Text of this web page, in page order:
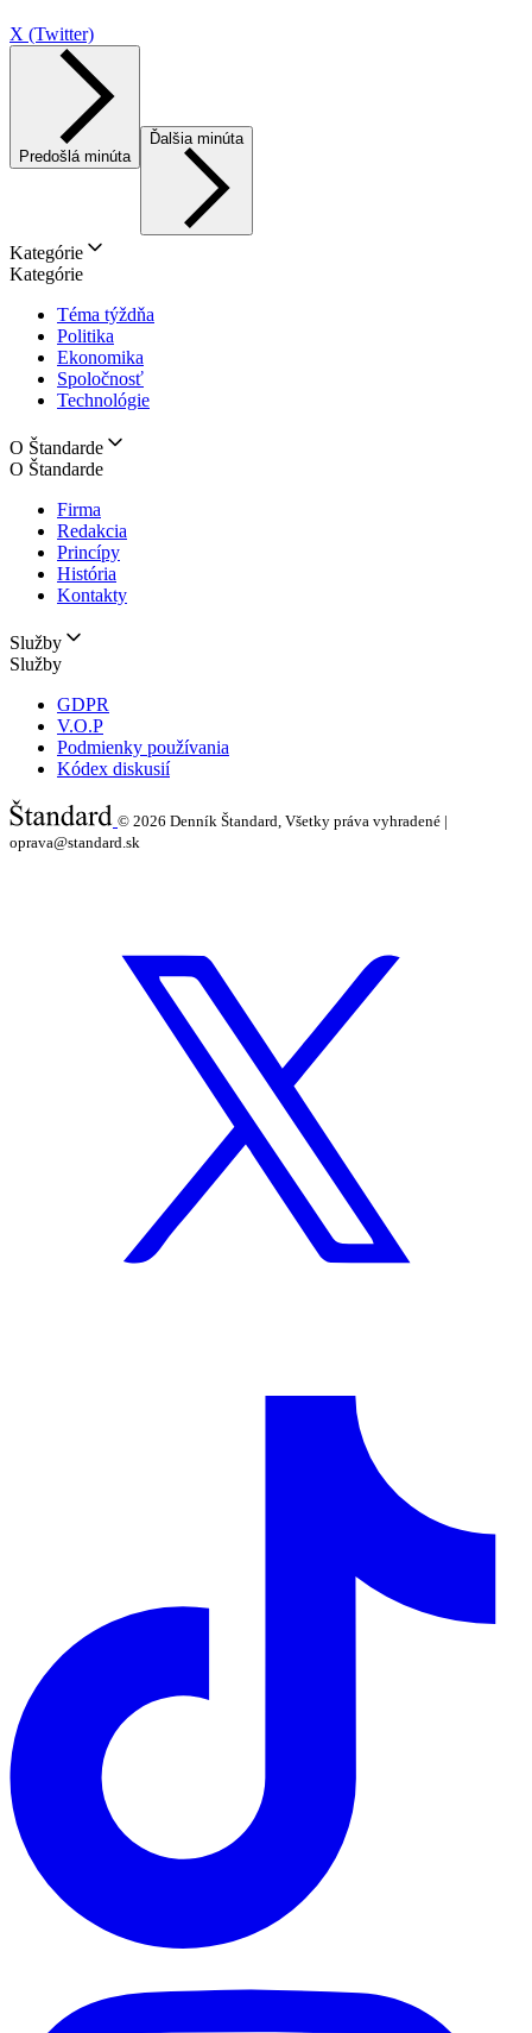
X (Twitter)
Predošlá minúta
Ďalšia minúta
Kategórie
Kategórie
Téma týždňa
Politika
Ekonomika
Spoločnosť
Technológie
O Štandarde
O Štandarde
Firma
Redakcia
Princípy
História
Kontakty
Služby
Služby
GDPR
V.O.P
Podmienky používania
Kódex diskusií
© 2026 Denník Štandard, Všetky práva vyhradené |
oprava@standard.sk